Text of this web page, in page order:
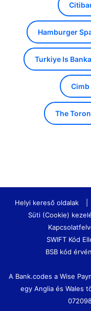
Hamburger
Turkiye Is
Cimb
The
Helyi kereső oldalak
Süti (Cookie)
SWIFT Kód
BSB kód
A Bank.codes a Wise
egy Anglia és Wales